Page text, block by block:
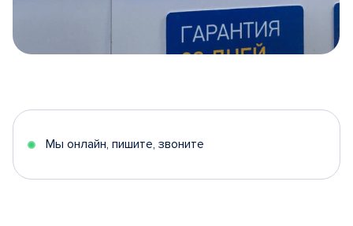
5
Мы онлайн, пишите, звоните